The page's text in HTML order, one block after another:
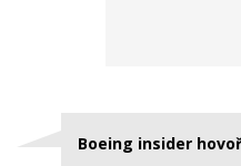
Boeing insider